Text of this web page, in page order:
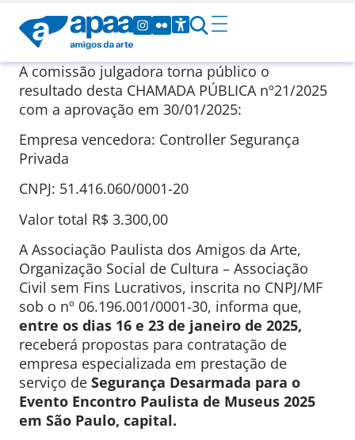
A comissão julgadora torna público o
resultado desta CHAMADA PÚBLICA nº21/2025
com a aprovação em 30/01/2025:
Empresa vencedora: Controller Segurança
Privada
CNPJ: 51.416.060/0001-20
Valor total R$ 3.300,00
A Associação Paulista dos Amigos da Arte,
Organização Social de Cultura – Associação
Civil sem Fins Lucrativos, inscrita no CNPJ/MF
sob o nº 06.196.001/0001-30, informa que,
entre os dias 16 e 23 de janeiro de 2025,
receberá propostas para contratação de
empresa especializada em prestação de
serviço de Segurança Desarmada para o
Evento Encontro Paulista de Museus 2025
em São Paulo, capital.